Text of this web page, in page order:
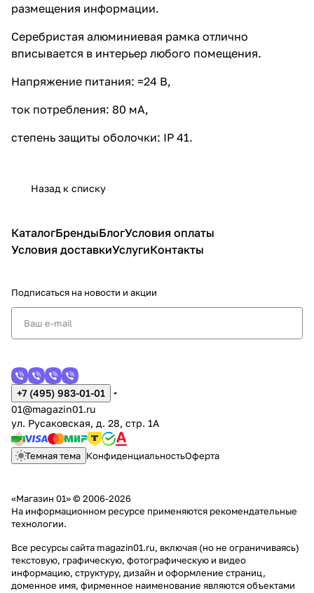
размещения информации.
Серебристая алюминиевая рамка отлично
вписывается в интерьер любого помещения.
Напряжение питания: =24 В,
ток потребления: 80 мА,
степень защиты оболочки: IP 41.
Назад к списку
КаталогБрендыБлогУсловия оплаты
Условия доставкиУслугиКонтакты
Подписаться на новости и акции
+7 (495) 983-01-01
01@magazin01.ru
ул. Русаковская, д. 28, стр. 1А
Темная тема КонфиденциальностьОферта
«Магазин 01» © 2006-2026
На информационном ресурсе применяются рекомендательные
технологии.
Все ресурсы сайта magazin01.ru, включая (но не ограничиваясь)
текстовую, графическую, фотографическую и видео
информацию, структуру, дизайн и оформление страниц,
доменное имя, фирменное наименование являются объектами